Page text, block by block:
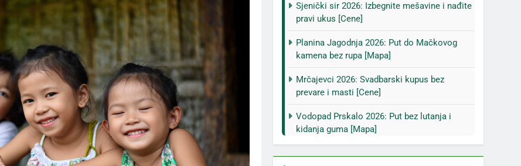
Sjenički sir 2026: Izbegnite mešavine i nađite
pravi ukus [Cene]
Planina Jagodnja 2026: Put do Mačkovog
kamena bez rupa [Mapa]
Mrčajevci 2026: Svadbarski kupus bez
prevare i masti [Cene]
Vodopad Prskalo 2026: Put bez lutanja i
kidanja guma [Mapa]